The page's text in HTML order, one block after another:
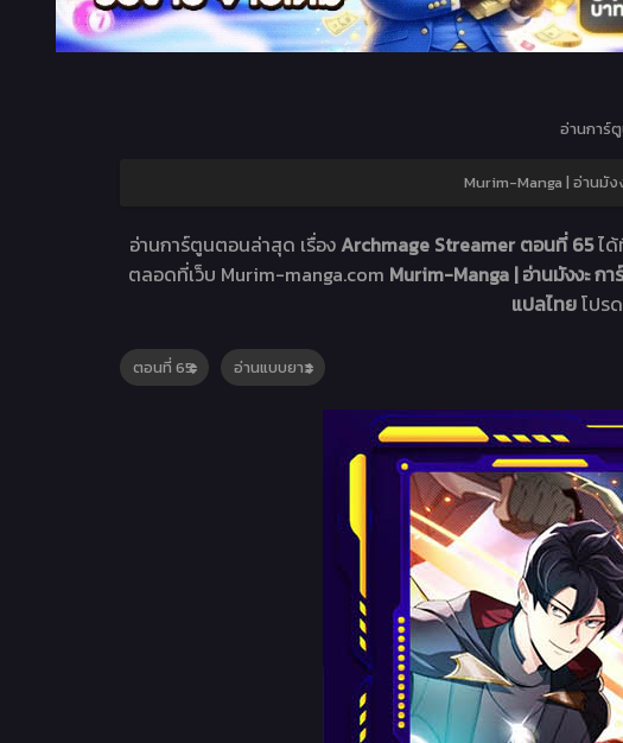
อ่านการ์
Murim-Manga | อ่านมัง
อ่านการ์ตูนตอนล่าสุด เรื่องArchmage Streamer ตอนที่ 65ไ
ตลอดที่เว็บ Murim-manga.com Murim-Manga | อ่านมังงะ ก
แปลไทยโปร